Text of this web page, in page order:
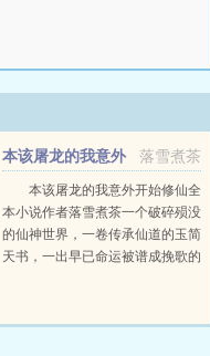
落雪煮茶
本该屠龙的我意外
开始修仙
本该屠龙的我意外开始修仙全
本小说作者落雪煮茶一个破碎殒没
的仙神世界，一卷传承仙道的玉简
天书，一出早已命运被谱成挽歌的
始知我命由我不由...